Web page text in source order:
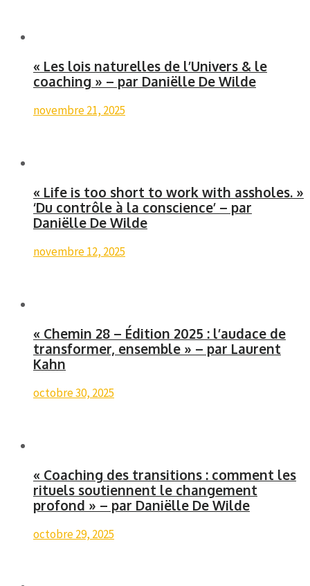
« Les lois naturelles de l’Univers & le
coaching » – par Daniëlle De Wilde
novembre 21, 2025
« Life is too short to work with assholes. »
‘Du contrôle à la conscience’ – par
Daniëlle De Wilde
novembre 12, 2025
« Chemin 28 – Édition 2025 : l’audace de
transformer, ensemble » – par Laurent
Kahn
octobre 30, 2025
« Coaching des transitions : comment les
rituels soutiennent le changement
profond » – par Daniëlle De Wilde
octobre 29, 2025